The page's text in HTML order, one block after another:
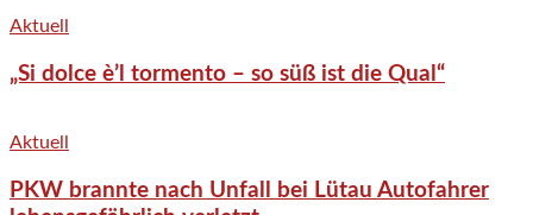
Aktuell
„Si dolce è’l tormento – so süß ist die Qual“
Aktuell
PKW brannte nach Unfall bei Lütau Autofahrer